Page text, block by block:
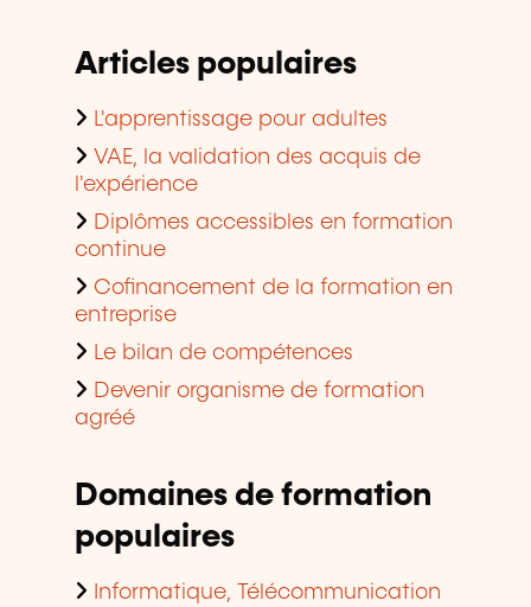
Articles populaires
L'apprentissage pour adultes
VAE, la validation des acquis de
l'expérience
Diplômes accessibles en formation
continue
Cofinancement de la formation en
entreprise
Le bilan de compétences
Devenir organisme de formation
agréé
Domaines de formation
populaires
Informatique, Télécommunication